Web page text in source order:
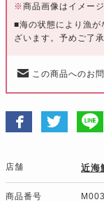
※商品画像はイメージ
■海の状態により漁
ざいます。予めご了
この商品へのお
店舗 近海
商品番号